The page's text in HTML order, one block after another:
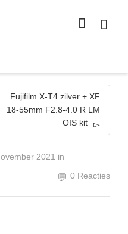
size
Fujifilm X-T4 zilver + XF
18-55mm F2.8-4.0 R LM
OIS kit
2021 in
0 Reacties